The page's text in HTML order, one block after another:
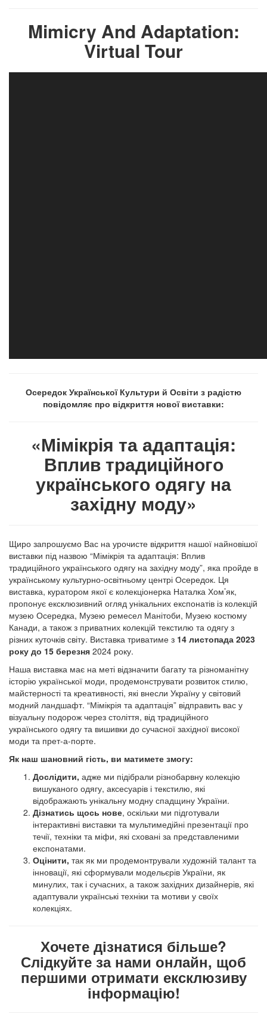
Mimicry And Adaptation:
Virtual Tour
Осередок Української Культури й Освіти з радістю
повідомляє про відкриття нової виставки:
«Мімікрія та адаптація:
Вплив традиційного
українського одягу на
західну моду»
Щиро запрошуємо Вас на урочисте відкриття нашої найновішої
виставки під назвою “Мімікрія та адаптація: Вплив
традиційного українського одягу на західну моду”, яка пройде в
українському культурно-освітньому центрі Осередок. Ця
виставка, куратором якої є колекціонерка Наталка Хом’як,
пропонує ексклюзивний огляд унікальних експонатів із колекцій
музею Осередка, Музею ремесел Манітоби, Музею костюму
Канади, а також з приватних колекцій текстилю та одягу з
різних куточків світу. Виставка триватиме з 14 листопада 2023
року до 15 березня 2024 року.
Наша виставка має на меті відзначити багату та різноманітну
історію української моди, продемонструвати розвиток стилю,
майстерності та креативності, які внесли Україну у світовий
модний ландшафт. “Мімікрія та адаптація” відправить вас у
візуальну подорож через століття, від традиційного
українського одягу та вишивки до сучасної західної високої
моди та прет-а-порте.
Як наш шановний гість, ви матимете змогу:
Дослідити, адже ми підібрали різнобарвну колекцію
вишуканого одягу, аксесуарів і текстилю, які
відображають унікальну модну спадщину України.
Дізнатись щось нове, оскільки ми підготували
інтерактивні виставки та мультимедійні презентації про
течії, техніки та міфи, які сховані за представленими
експонатами.
Оцінити, так як ми продемонтрували художній талант та
інновації, які сформували модельєрів України, як
минулих, так і сучасних, а також західних дизайнерів, які
адаптували українські техніки та мотиви у своїх
колекціях.
Хочете дізнатися більше?
Слідкуйте за нами онлайн, щоб
першими отримати ексклюзиву
інформацію!